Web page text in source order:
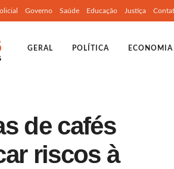
Governo Saúde Educação Justiça
GERAL POLÍTICA ECONOMIA
de cafés
riscos à